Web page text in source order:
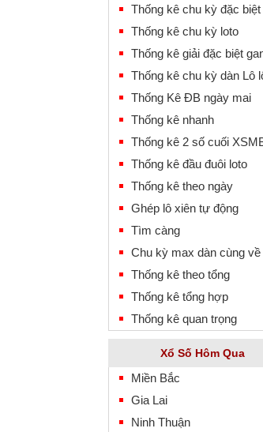
Thống kê chu kỳ đặc biệt
Thống kê chu kỳ loto
Thống kê giải đặc biệt
Thống kê chu kỳ dàn Lô
Thống Kê ĐB ngày mai
Thống kê nhanh
Thống kê 2 số cuối
Thống kê đầu đuôi loto
Thống kê theo ngày
Ghép lô xiên tự động
Tìm càng
Chu kỳ max dàn cùng về
Thống kê theo tổng
Thống kê tổng hợp
Thống kê quan trọng
Xổ Số Hôm Qua
Miền Bắc
Gia Lai
Ninh Thuận